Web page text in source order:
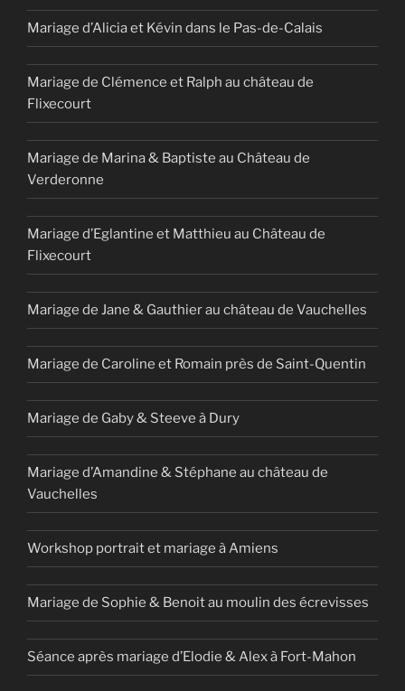
Mariage d’Alicia et Kévin dans le Pas-de-Calais
Mariage de Clémence et Ralph au château de
Flixecourt
Mariage de Marina & Baptiste au Château de
Verderonne
Mariage d’Eglantine et Matthieu au Château de
Flixecourt
Mariage de Jane & Gauthier au château de Vauchelles
Mariage de Caroline et Romain près de Saint-Quentin
Mariage de Gaby & Steeve à Dury
Mariage d’Amandine & Stéphane au château de
Vauchelles
Workshop portrait et mariage à Amiens
Mariage de Sophie & Benoit au moulin des écrevisses
Séance après mariage d’Elodie & Alex à Fort-Mahon